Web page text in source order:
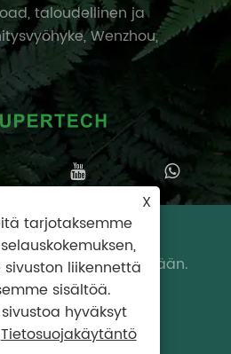
taloudellinen ja
Wenzhou,
Supertech
oikeudet pidätetään.
|XML |
X
tarjotaksemme
liikennettä
sisältöä.
hyväksyt
Tietosuojakäytäntö